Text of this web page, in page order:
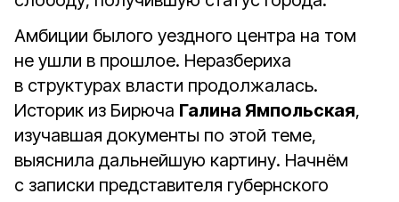
Амбиции былого уездного центра на том
не ушли в прошлое. Неразбериха
в структурах власти продолжалась.
Историк из Бирюча Галина Ямпольская,
изучавшая документы по этой теме,
выяснила дальнейшую картину. Начнём
с записки представителя губернского